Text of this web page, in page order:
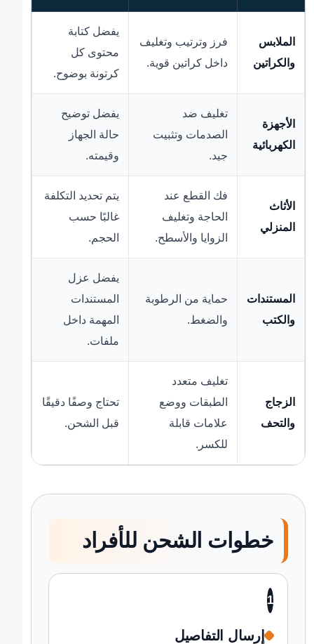
الملابس
والكراتين
فرز وترتيب وتغليف
داخل كراتين قوية.
يفضل كتابة
محتوى كل
كرتونة بوضوح.
الأجهزة
الكهربائية
تغليف ضد
الصدمات وتثبيت
جيد.
يفضل توضيح
حالة الجهاز
وقيمته.
الأثاث
المنزلي
فك القطع عند
الحاجة وتغليف
الزوايا والأسطح.
يتم تحديد التكلفة
غالبًا حسب
الحجم.
المستندات
والكتب
حماية من الرطوبة
والضغط.
يفضل عزل
المستندات
المهمة داخل
ملفات.
الزجاج
والتحف
تغليف متعدد
الطبقات ووضع
علامات قابلة
للكسر.
تحتاج وصفًا دقيقًا
قبل الشحن.
خطوات الشحن للأفراد
1
إرسال التفاصيل